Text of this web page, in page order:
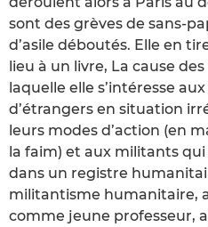
sont des grèves de sans-
d’asile déboutés. Elle en
lieu à un livre, La cause
laquelle elle s’intéresse
d’étrangers en situation
leurs modes d’action (en
la faim) et aux militants
dans un registre
militantisme humanitaire,
comme jeune professeur,